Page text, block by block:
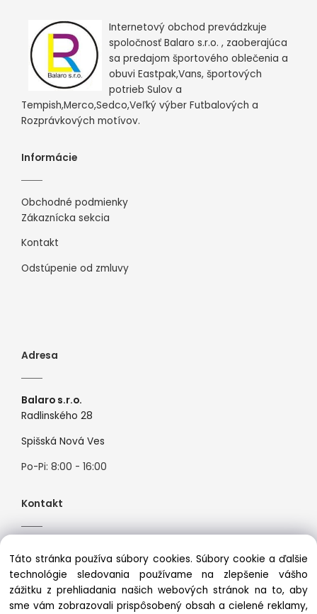
Internetový obchod prevádzkuje
spoločnosť Balaro s.r.o. , zaoberajúca
sa predajom športového oblečenia a
obuvi Eastpak,Vans, športových
potrieb Sulov a
Tempish,Merco,Sedco,Veľký výber Futbalových a
Rozprávkových motívov.
Informácie
Obchodné podmienky
Zákaznícka sekcia
Kontakt
Odstúpenie od zmluvy
Adresa
Balaro s.r.o.
Radlinského 28
Spišská Nová Ves
Po-Pi: 8:00 - 16:00
Kontakt
Mail:info@premiosport.sk
Táto stránka používa súbory cookies. Súbory cookie a ďalšie
technológie sledovania používame na zlepšenie vášho
zážitku z prehliadania našich webových stránok na to, aby
sme vám zobrazovali prispôsobený obsah a cielené reklamy,